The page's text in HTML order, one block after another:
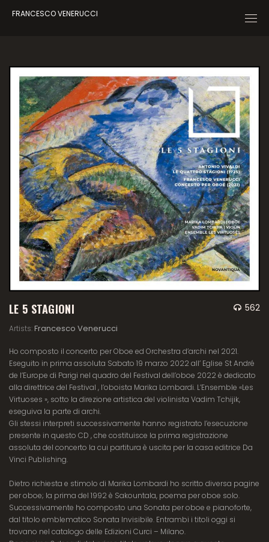
FRANCESCO VENERUCCI
LE 5 STAGIONI 562
Artists:Francesco Venerucci
Ho composto il concerto per Oboe ed Orchestra d’archi nel 2021.
Eseguito in prima assoluta Sabato 19 marzo 2022 all’ Eglise St André
de l’Europe di Parigi nel quadro del Festival dell’oboe 2022 è dedicato
alla direttrice del Festival , l’oboista Marika Lombardi. L’Ensemble «Les
Virtuoses », sotto la direzione artistica del violinista Vadim Tchijik,
eseguiva la parte di archi.
Gli stessi interpreti successivamente hanno registrato l’esecuzione
presente in questo CD , che costituisce la prima registrazione
assoluta del concerto la cui partitura è uscita per la casa editrice Da
Vinci Publishing.
Dietro richiesta e stimolo di Marika Lombardi ho scritto diversa pagine
per oboe; la prima del 1992 è Sakountala, poema per oboe solo.
Successivamente ho composto una Sonata per oboe e pianoforte,
dal titolo emblematico Sonata Invisibile. Entrambi i titoli oggi si
trovano nel catalogo delle Edizioni Curci – Milano.